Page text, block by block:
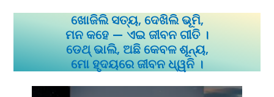
ଖୋଜିଲି ସତ୍ୟ, ଦେଖିଲି ଭୂମି,
ମନ କହେ — ଏଇ ଜୀବନ ଗୀତି ।
ଡେଥ୍ ଭାଲି, ଅଛି କେବଳ ଶୂନ୍ୟ,
ମୋ ହୃଦୟରେ ଜୀବନ ଧ୍ୱନି ।